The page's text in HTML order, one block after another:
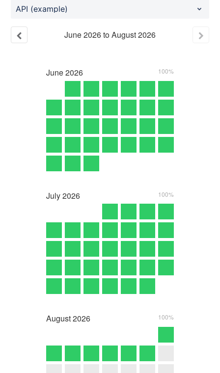
API (example)
June2026toAugust2026
June2026 100%
July2026 100%
August2026 100%